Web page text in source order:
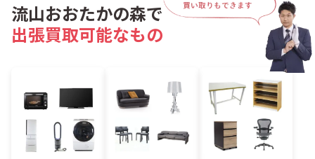
流山おおたかの森で
出張買取可能なもの